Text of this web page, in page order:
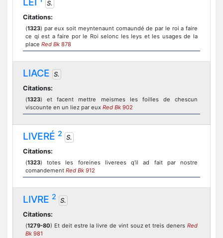
S.
Citations:
(1323) par eux soit meyntenaunt comaundé de par le roi a faire
ce qi est a faire por le Roi selonc les leys et les usages de la
place Red Bk 878
LIACE S.
Citations:
(1323) et facent mettre meismes les foilles de chescun
viscounte en un liez par eux Red Bk 902
LIVERÉ 2 S.
Citations:
(1323) totes les foreines liverees q'il ad fait par nostre
comandement Red Bk 912
LIVRE 2 S.
Citations:
(1279-80) Et deit estre la livre de vint souz et treis deners Red
Bk 981